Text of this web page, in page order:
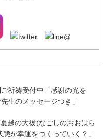
祈祷受付中「感謝の光を
生のメッセージつき 」
越の大祓(なごしのおおはら
が幸運をつくっていく？」